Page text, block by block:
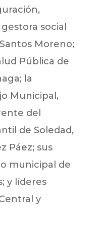
social
Moreno;
Pública de
la
Municipal,
del
de Soledad,
Páez; sus
municipal de
y líderes
y